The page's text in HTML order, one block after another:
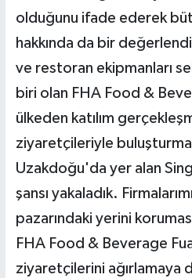
olduğunu ifade ederek
hakkında da bir
ve restoran ekipmanları
biri olan FHA Food &
ülkeden katılım
ziyaretçileriyle buluşturma
Uzakdoğu'da yer alan
şansı yakaladık.
pazarındaki yerini
FHA Food & Beverage
ziyaretçilerini ağırlamaya